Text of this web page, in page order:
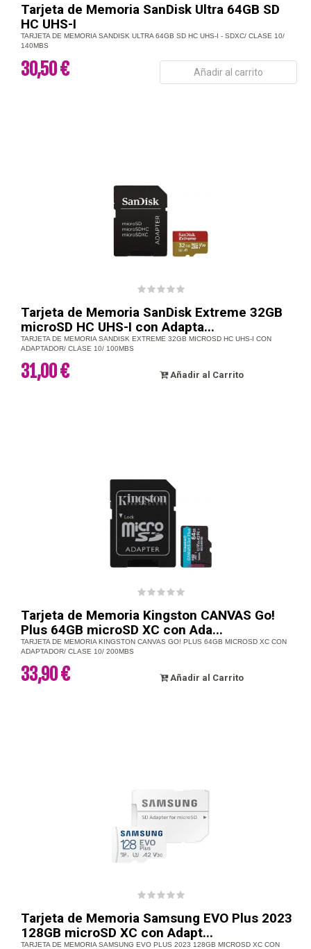
Tarjeta de Memoria SanDisk Ultra 64GB SD
HC UHS-I
TARJETA DE MEMORIA SANDISK ULTRA 64GB SD HC UHS-I - SDXC/ CLASE 10/
140MBS
30,50 € Añadir al carrito
Tarjeta de Memoria SanDisk Extreme 32GB
microSD HC UHS-I con Adapta...
TARJETA DE MEMORIA SANDISK EXTREME 32GB MICROSD HC UHS-I CON
ADAPTADOR/ CLASE 10/ 100MBS
31,00 € Añadir al Carrito
Tarjeta de Memoria Kingston CANVAS Go!
Plus 64GB microSD XC con Ada...
TARJETA DE MEMORIA KINGSTON CANVAS GO! PLUS 64GB MICROSD XC CON
ADAPTADOR/ CLASE 10/ 200MBS
33,90 € Añadir al Carrito
Tarjeta de Memoria Samsung EVO Plus 2023
128GB microSD XC con Adapt...
TARJETA DE MEMORIA SAMSUNG EVO PLUS 2023 128GB MICROSD XC CON